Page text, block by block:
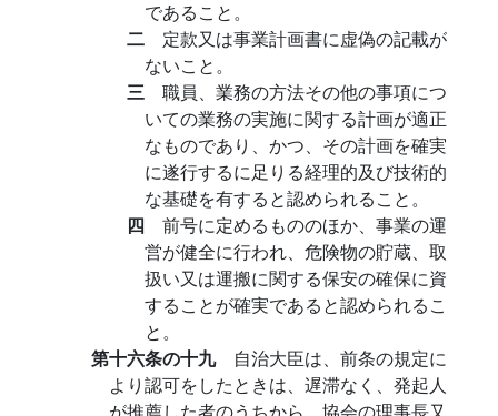
であること。
二 定款又は事業計画書に虚偽の記載が
ないこと。
三 職員、業務の方法その他の事項につ
いての業務の実施に関する計画が適正
なものであり、かつ、その計画を確実
に遂行するに足りる経理的及び技術的
な基礎を有すると認められること。
四 前号に定めるもののほか、事業の運
営が健全に行われ、危険物の貯蔵、取
扱い又は運搬に関する保安の確保に資
することが確実であると認められるこ
と。
第十六条の十九 自治大臣は、前条の規定に
より認可をしたときは、遅滞なく、発起人